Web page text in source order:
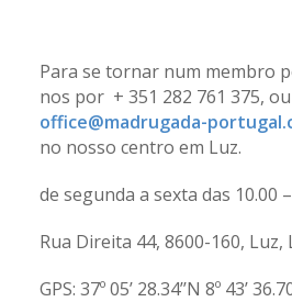
Para se tornar num membro
nos por + 351 282 761 375,
office@madrugada-
no nosso centro em Luz.
de segunda a sexta das 10.00
Rua Direita 44, 8600-160, Luz,
GPS: 37º 05’ 28.34’’N 8º 43’